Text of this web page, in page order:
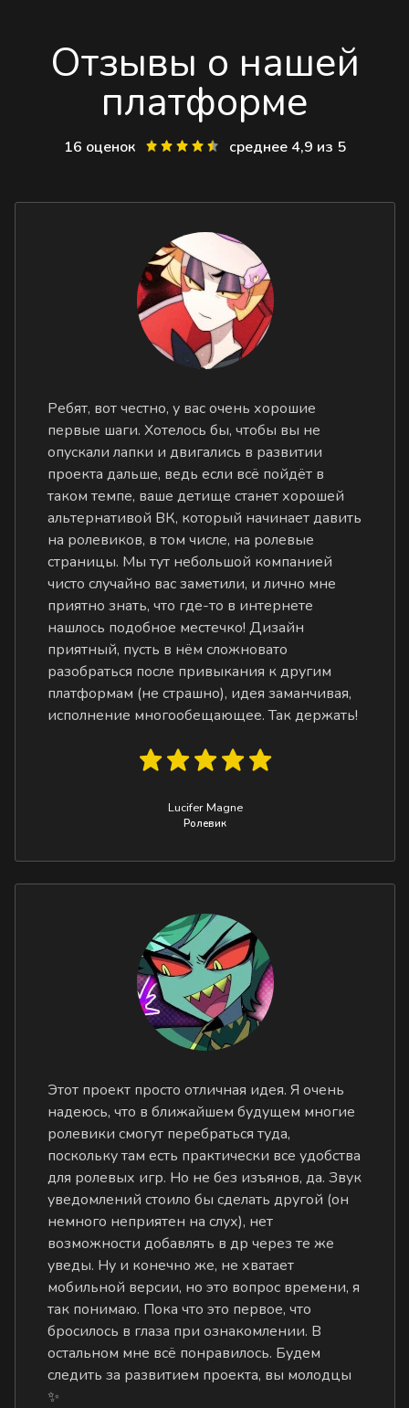
Отзывы о нашей
платформе
16 оценок среднее 4,9 из 5
Ребят, вот честно, у вас очень хорошие
первые шаги. Хотелось бы, чтобы вы не
опускали лапки и двигались в развитии
проекта дальше, ведь если всё пойдёт в
таком темпе, ваше детище станет хорошей
альтернативой ВК, который начинает давить
на ролевиков, в том числе, на ролевые
страницы. Мы тут небольшой компанией
чисто случайно вас заметили, и лично мне
приятно знать, что где-то в интернете
нашлось подобное местечко! Дизайн
приятный, пусть в нём сложновато
разобраться после привыкания к другим
платформам (не страшно), идея заманчивая,
исполнение многообещающее. Так держать!
Lucifer Magne
Ролевик
Этот проект просто отличная идея. Я очень
надеюсь, что в ближайшем будущем многие
ролевики смогут перебраться туда,
поскольку там есть практически все удобства
для ролевых игр. Но не без изъянов, да. Звук
уведомлений стоило бы сделать другой (он
немного неприятен на слух), нет
возможности добавлять в др через те же
уведы. Ну и конечно же, не хватает
мобильной версии, но это вопрос времени, я
так понимаю. Пока что это первое, что
бросилось в глаза при ознакомлении. В
остальном мне всё понравилось. Будем
следить за развитием проекта, вы молодцы
✨